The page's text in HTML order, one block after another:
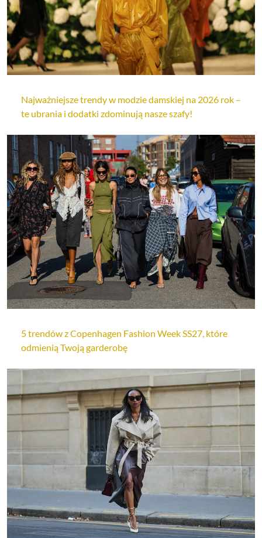
Najważniejsze trendy w modzie damskiej na 2026 rok –
te ubrania i dodatki zdominują nasze szafy!
5 trendów z Copenhagen Fashion Week SS27, które
odmienią Twoją garderobę